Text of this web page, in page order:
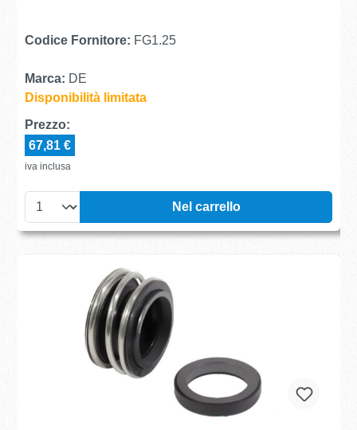
Codice Fornitore: FG1.25
Marca: DE
Disponibilità limitata
Prezzo:
67,81 €
iva inclusa
Nel carrello